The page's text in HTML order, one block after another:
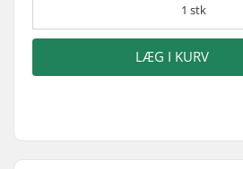
1 stk
LÆG I KURV